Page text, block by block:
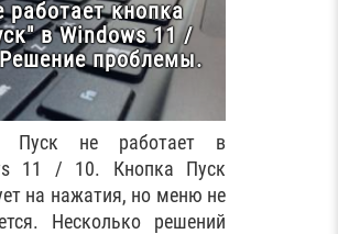
работает кнопка
в Windows 11 /
проблемы.
Пуск не работает в
11 / 10. Кнопка Пуск
на нажатия, но меню не
Несколько решений